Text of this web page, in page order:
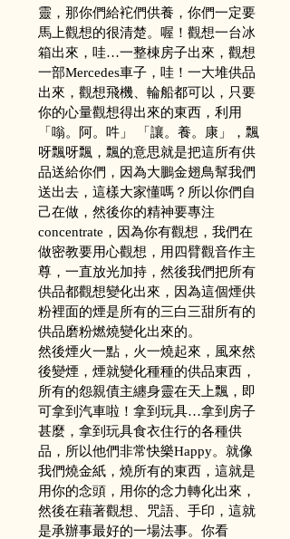
靈，那你們給袉們供養，你們一定要
馬上觀想的很清楚。喔！觀想一台冰
箱出來，哇…一整棟房子出來，觀想
一部Mercedes車子，哇！一大堆供品
出來，觀想飛機、輪船都可以，只要
你的心量觀想得出來的東西，利用
「嗡。阿。吽」 「讓。養。康」，飄
呀飄呀飄，飄的意思就是把這所有供
品送給你們，因為大鵬金翅鳥幫我們
送出去，這樣大家懂嗎？所以你們自
己在做，然後你的精神要專注
concentrate，因為你有觀想，我們在
做密教要用心觀想，用四臂觀音作主
尊，一直放光加持，然後我們把所有
供品都觀想變化出來，因為這個煙供
粉裡面的煙是所有的三白三甜所有的
供品磨粉燃燒變化出來的。
然後煙火一點，火一燒起來，風來然
後變煙，煙就變化種種的供品東西，
所有的怨親債主纏身靈在天上飄，即
可拿到汽車啦！拿到玩具…拿到房子
甚麼，拿到玩具食衣住行的各種供
品，所以他們非常快樂Happy。就像
我們燒金紙，燒所有的東西，這就是
用你的念頭，用你的念力轉化出來，
然後在藉著觀想、咒語、手印，這就
是承辦事最好的一場法事。你看